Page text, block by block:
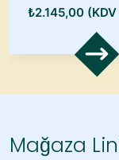
₺2.145,00
Mağaza